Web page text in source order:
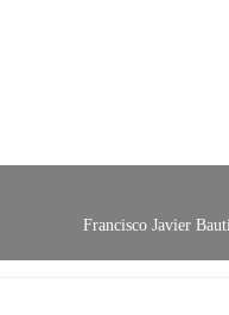
Francisco Javier